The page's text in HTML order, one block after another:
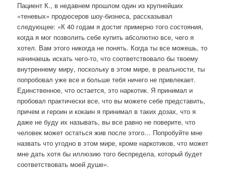
Пациент К., в недавнем прошлом один из крупнейших
«теневых» продюсеров шоу-бизнеса, рассказывал
следующее: «К 40 годам я достиг примерно того состояния,
когда я мог позволить себе купить абсолютно все, чего я
хотел. Вам этого никогда не понять. Когда ты все можешь, то
начинаешь искать чего-то, что соответствовало бы твоему
внутреннему миру, поскольку в этом мире, в реальности, ты
попробовал уже все и больше тебя ничего не привлекает.
Единственное, что остается, это наркотик. Я принимал и
пробовал практически все, что вы можете себе представить,
причем и героин и кокаин я принимал в таких дозах, что я
даже не буду их называть, вы все равно не поверите, что
человек может остаться жив после этого… Попробуйте мне
назвать что угодно в этом мире, кроме наркотиков, что может
мне дать хотя бы иллюзию того беспредела, который будет
соответствовать моей душе».